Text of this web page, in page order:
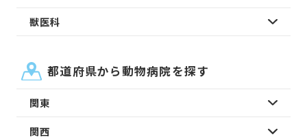
獣医科
都道府県から動物病院を探す
関東
関西